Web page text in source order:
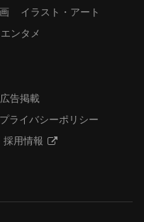
イラスト・アート
エンタメ
広告掲載
プライバシーポリシー
採用情報